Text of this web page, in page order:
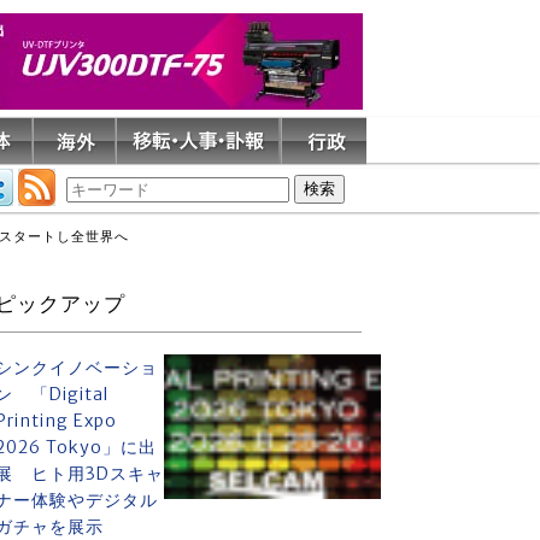
タートし全世界へ
ックアップ
ンクイノベーショ
「Digital
Expo
Tokyo」に出
ヒト用3Dスキャ
ー体験やデジタル
チャを展示